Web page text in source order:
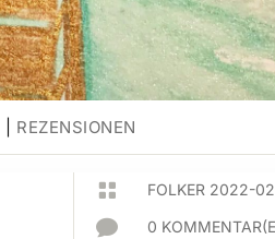
REZENSIONEN
 FOLKER 2022-02
 0